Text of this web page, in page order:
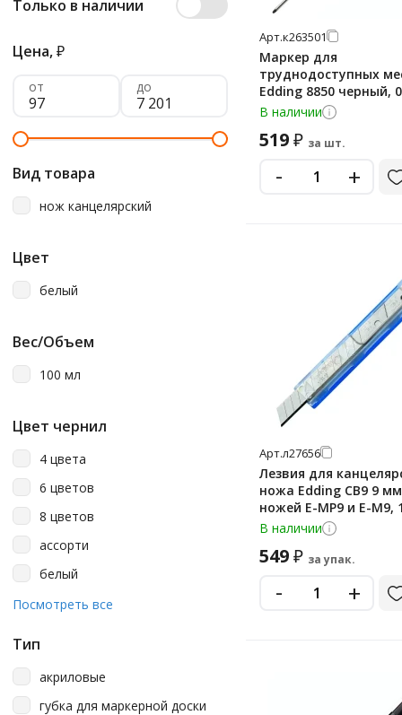
Только в наличии
Цена,₽
от до
Вид товара
нож канцелярский
Цвет
белый
Вес/Объем
100 мл
Цвет чернил
4 цвета
6 цветов
8 цветов
ассорти
белый
бирюзовый
груша
Посмотреть все
Тип
акриловые
губка для маркерной доски
Арт.к263501
Маркер для
труднодоступных
Edding 8850 черный,
круглый наконечник
В наличии
519₽ за шт.
- +
Арт.л27656
Лезвия для
ножа Edding CB9 9
ножей Е-МР9 и Е-М9,
В наличии
549₽ за упак.
- +